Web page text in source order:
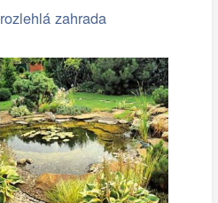
rozlehlá zahrada